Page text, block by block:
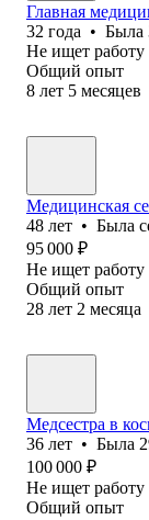
Главная
32 года • Была
Не ищет работу
Общий опыт
8 лет 5 месяцев
Медицинская
48 лет • Была
95 000 ₽
Не ищет работу
Общий опыт
28 лет 2 месяца
Медсестра в
36 лет • Была
100 000 ₽
Не ищет работу
Общий опыт